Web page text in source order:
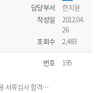
담당부서
한지윤
작성일
2012.04.
26
조회수
2,483
번호
195
류심사 합격자 공고